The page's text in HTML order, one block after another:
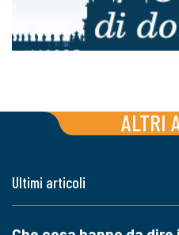
ALTRI
Ultimi articoli